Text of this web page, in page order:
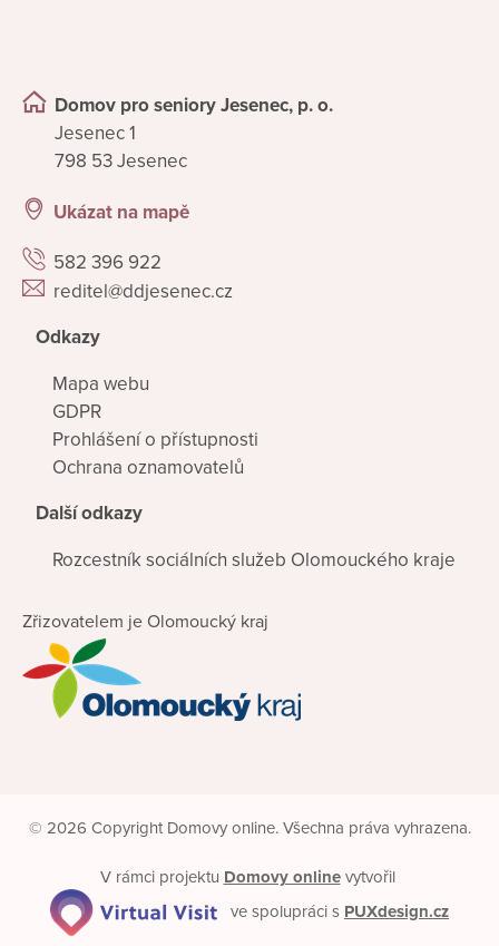
Domov pro seniory Jesenec, p. o.
Jesenec 1
798 53 Jesenec
Ukázat na mapě
582 396 922
reditel@ddjesenec.cz
Odkazy
Mapa webu
GDPR
Prohlášení o přístupnosti
Ochrana oznamovatelů
Další odkazy
Rozcestník sociálních služeb Olomouckého kraje
Zřizovatelem je Olomoucký kraj
© 2026 Copyright Domovy online. Všechna práva vyhrazena.
V rámci projektu Domovy onlinevytvořil
ve spolupráci s PUXdesign.cz